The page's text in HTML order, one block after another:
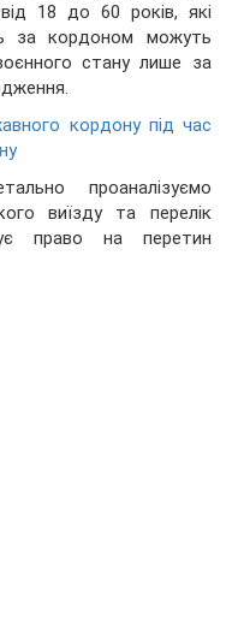
від 18 до 60 років, які
за кордоном можуть
стану лише за
кордону під час
проаналізуємо
виїзду та перелік
право на перетин